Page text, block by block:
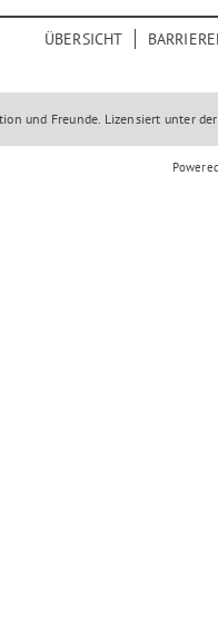
ÜBERSICHT
und Freunde. Lizensiert unter der